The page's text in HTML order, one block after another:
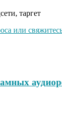
таргет
или